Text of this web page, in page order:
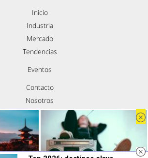
Inicio
Industria
Mercado
Tendencias
Eventos
Contacto
Nosotros
Política de privacidad
Aviso legal
Política de cookies